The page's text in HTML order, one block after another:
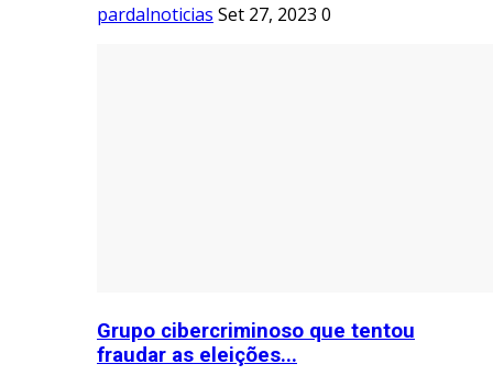
pardalnoticias Set 27, 2023 0
Grupo cibercriminoso que tentou
fraudar as eleições...